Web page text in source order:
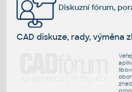
Diskuzní fórum,
CAD diskuze, rady, výměna